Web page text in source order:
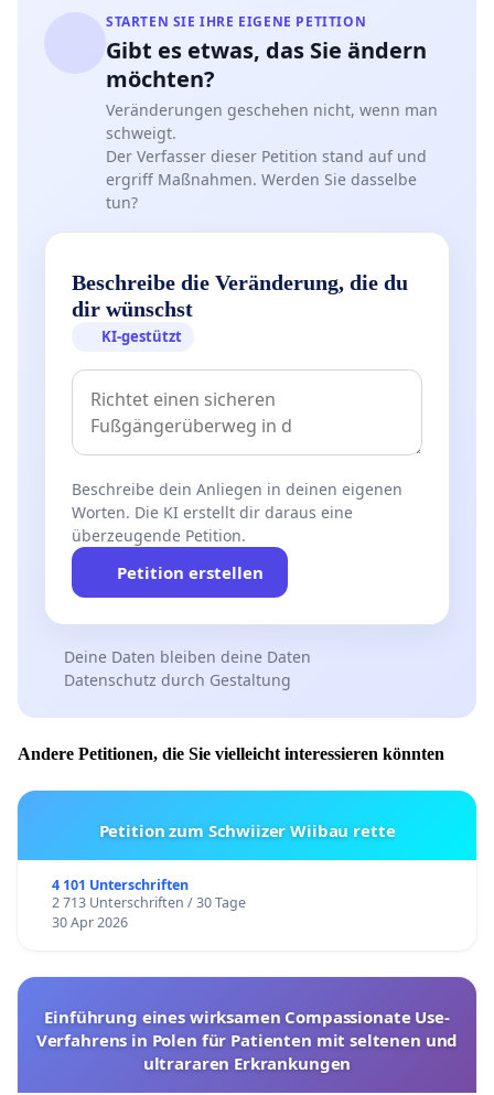
STARTEN SIE IHRE EIGENE PETITION
Gibt es etwas, das Sie ändern
möchten?
Veränderungen geschehen nicht, wenn man
schweigt.
Der Verfasser dieser Petition stand auf und
ergriff Maßnahmen. Werden Sie dasselbe
tun?
Beschreibe die Veränderung, die du
dir wünschst
KI-gestützt
Beschreibe dein Anliegen in deinen eigenen
Worten. Die KI erstellt dir daraus eine
überzeugende Petition.
Petition erstellen
Deine Daten bleiben deine Daten
Datenschutz durch Gestaltung
Andere Petitionen, die Sie vielleicht interessieren könnten
Petition zum Schwiizer Wiibau rette
4 101 Unterschriften
2 713 Unterschriften / 30 Tage
30 Apr 2026
Einführung eines wirksamen Compassionate Use-
Verfahrens in Polen für Patienten mit seltenen und
ultrararen Erkrankungen